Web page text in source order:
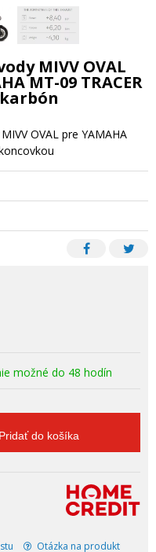
možné do 48 hodín
Pridať do košíka
Otázka na produkt
MIVV OVAL
MT-09 TRACER
OVAL pre YAMAHA